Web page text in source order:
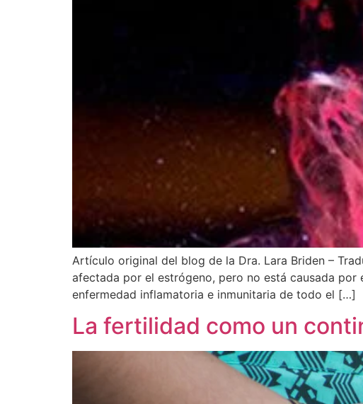
Artículo original del blog de la Dra. Lara Briden –
afectada por el estrógeno, pero no está causada por
enfermedad inflamatoria e inmunitaria de todo el […]
La fertilidad como un